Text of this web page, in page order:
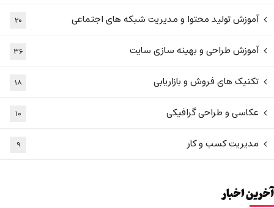
آموزش تولید محتوا و مدیریت شبکه های اجتماعی ۲۰
آموزش طراحی و بهینه سازی سایت ۳۶
تکنیک های فروش و بازاریابی ۱۸
عکاسی و طراحی گرافیکی ۱۰
مدیریت کسب و کار ۹
آخرین اخبار